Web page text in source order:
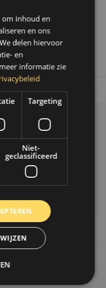
Op werkdagen voor 14.00 uur
om inhoud en
en ons
delen hiervoor
en
informatie zie
Targeting
Niet-
geclassificeerd